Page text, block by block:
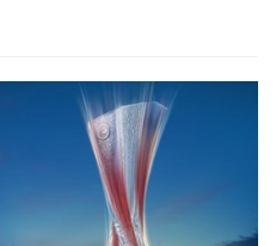
(Бельгия), Кристоф Меерс
Алдин Джидич, Сергей
Вичюс,